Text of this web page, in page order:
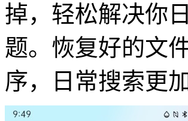
掉，轻松解决你
题。恢复好的文
序，日常搜索更